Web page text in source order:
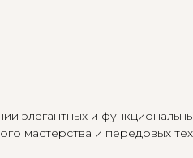
элегантных и
мастерства и передовых